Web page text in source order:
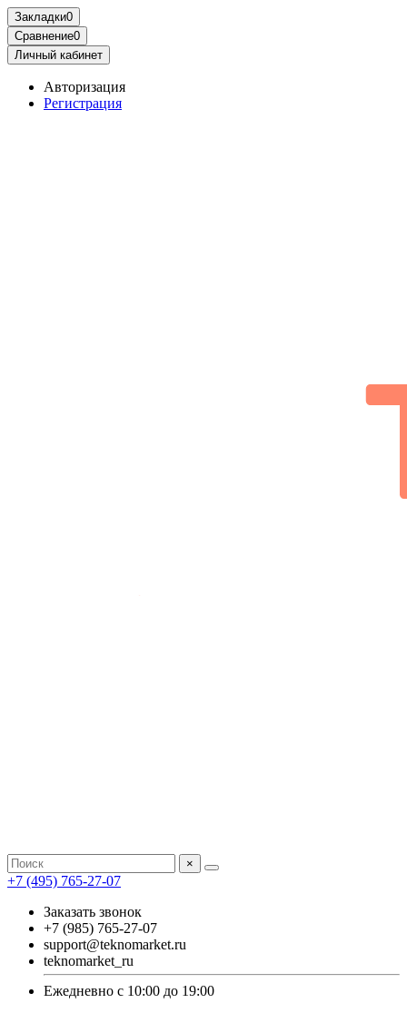
Закладки0
Сравнение0
Личный кабинет
Авторизация
Регистрация
×
+7 (495) 765-27-07
Заказать звонок
+7 (985) 765-27-07
support@teknomarket.ru
teknomarket_ru
Ежедневно с 10:00 до 19:00